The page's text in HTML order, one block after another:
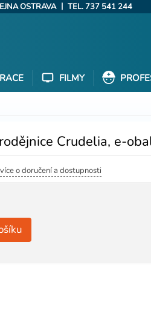
OSTRAVA | TEL. 737 541 244
FILMY
Crudelia, e-
více o doručení a dostupnosti